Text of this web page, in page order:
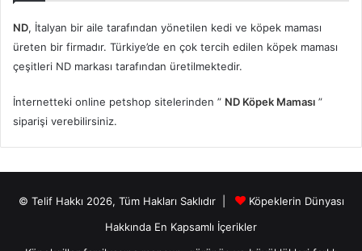
ND, İtalyan bir aile tarafından yönetilen kedi ve köpek maması
üreten bir firmadır. Türkiye’de en çok tercih edilen köpek maması
çeşitleri ND markası tarafından üretilmektedir.
İnternetteki online petshop sitelerinden ” ND Köpek Maması ”
siparişi verebilirsiniz.
© Telif Hakkı 2026, Tüm Hakları Saklıdır |
Köpeklerin Dünyası
Hakkında En Kapsamlı İçerikler